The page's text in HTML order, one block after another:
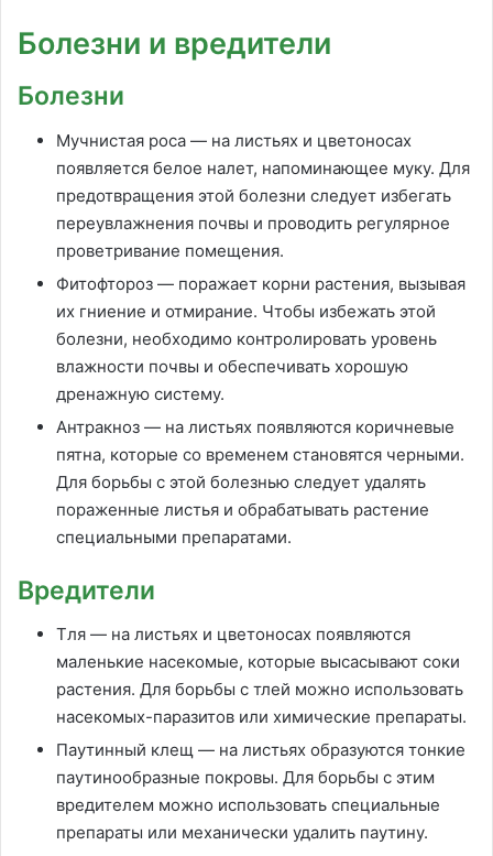
Болезни и вредители
Болезни
Мучнистая роса — на листьях и цветоносах
появляется белое налет, напоминающее муку. Для
предотвращения этой болезни следует избегать
переувлажнения почвы и проводить регулярное
проветривание помещения.
Фитофтороз — поражает корни растения, вызывая
их гниение и отмирание. Чтобы избежать этой
болезни, необходимо контролировать уровень
влажности почвы и обеспечивать хорошую
дренажную систему.
Антракноз — на листьях появляются коричневые
пятна, которые со временем становятся черными.
Для борьбы с этой болезнью следует удалять
пораженные листья и обрабатывать растение
специальными препаратами.
Вредители
Тля — на листьях и цветоносах появляются
маленькие насекомые, которые высасывают соки
растения. Для борьбы с тлей можно использовать
насекомых-паразитов или химические препараты.
Паутинный клещ — на листьях образуются тонкие
паутинообразные покровы. Для борьбы с этим
вредителем можно использовать специальные
препараты или механически удалить паутину.